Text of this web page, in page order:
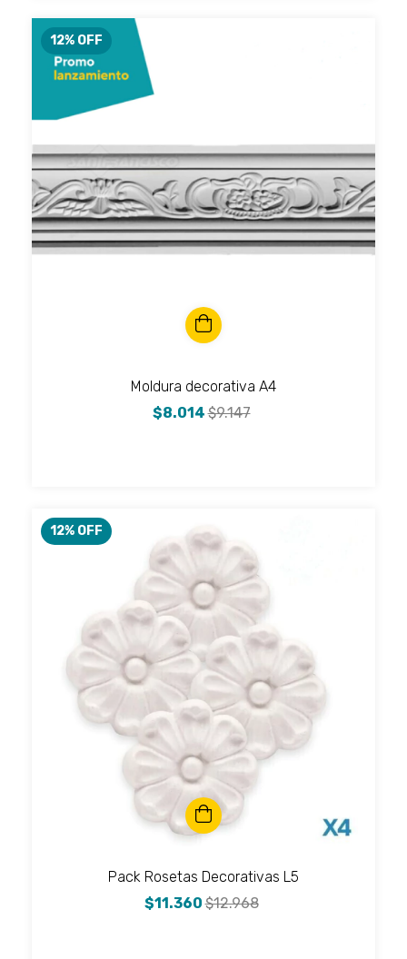
12% OFF
Moldura decorativa A4
$8.014$9.147
12% OFF
Pack Rosetas Decorativas L5
$11.360$12.968